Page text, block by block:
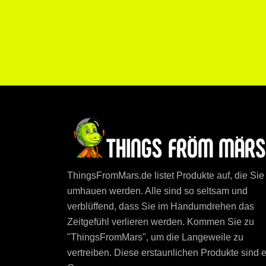
ThingsFromMars.de listet Produkte auf, die Sie
umhauen werden. Alle sind so seltsam und
verblüffend, dass Sie im Handumdrehen das
Zeitgefühl verlieren werden. Kommen Sie zu
"ThingsFromMars", um die Langeweile zu
vertreiben. Diese erstaunlichen Produkte sind